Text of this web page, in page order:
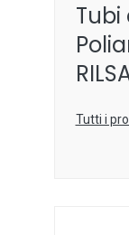
Tutti i